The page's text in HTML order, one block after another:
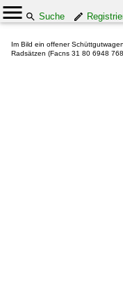
Suche
Im Bild ein offener
Radsätzen (Facns 31 80 6948